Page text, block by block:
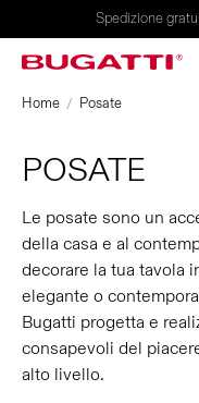
Spedizione
Home Posate
POSATE
Le posate sono un
della casa e al
decorare la tua tavola
elegante o
Bugatti progetta e
consapevoli del
alto livello.